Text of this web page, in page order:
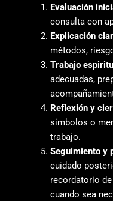
Evaluación
consulta con
Explicación
métodos,
Trabajo
adecuadas,
Reflexión y
símbolos o
trabajo.
Seguimiento y
cuidado
recordatorio
cuando sea